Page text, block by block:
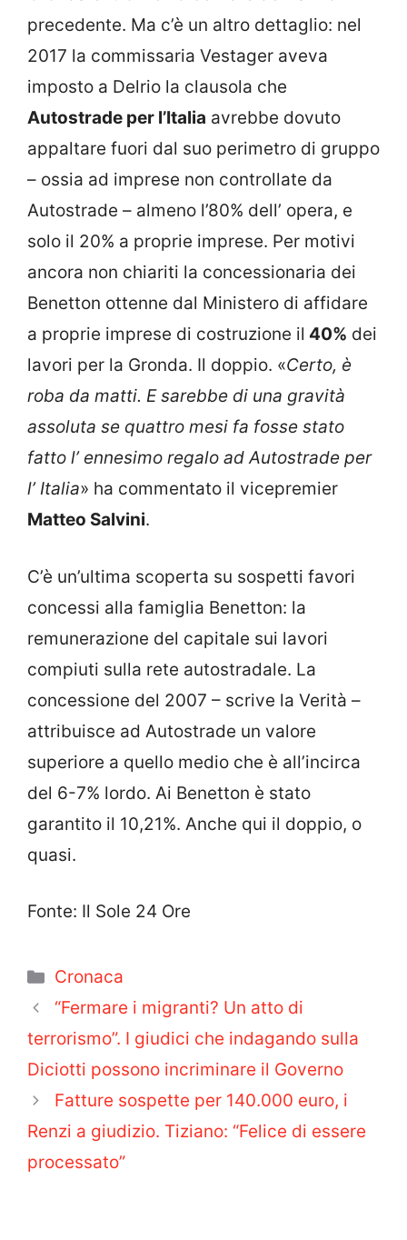
precedente. Ma c’è un altro dettaglio: nel
2017 la commissaria Vestager aveva
imposto a Delrio la clausola che
Autostrade per l’Italia avrebbe dovuto
appaltare fuori dal suo perimetro di gruppo
– ossia ad imprese non controllate da
Autostrade – almeno l’80% dell’ opera, e
solo il 20% a proprie imprese. Per motivi
ancora non chiariti la concessionaria dei
Benetton ottenne dal Ministero di affidare
a proprie imprese di costruzione il 40% dei
lavori per la Gronda. Il doppio. «Certo, è
roba da matti. E sarebbe di una gravità
assoluta se quattro mesi fa fosse stato
fatto l’ ennesimo regalo ad Autostrade per
l’ Italia» ha commentato il vicepremier
Matteo Salvini.
C’è un’ultima scoperta su sospetti favori
concessi alla famiglia Benetton: la
remunerazione del capitale sui lavori
compiuti sulla rete autostradale. La
concessione del 2007 – scrive la Verità –
attribuisce ad Autostrade un valore
superiore a quello medio che è all’incirca
del 6-7% lordo. Ai Benetton è stato
garantito il 10,21%. Anche qui il doppio, o
quasi.
Fonte: Il Sole 24 Ore
Categorie
Cronaca
“Fermare i migranti? Un atto di
terrorismo”. I giudici che indagando sulla
Diciotti possono incriminare il Governo
Fatture sospette per 140.000 euro, i
Renzi a giudizio. Tiziano: “Felice di essere
processato”